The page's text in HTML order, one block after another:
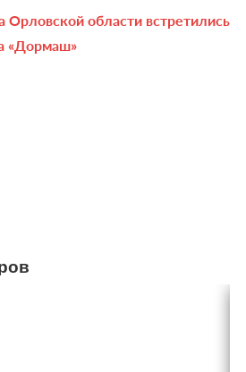
Орловской области встретились
«Дормаш»